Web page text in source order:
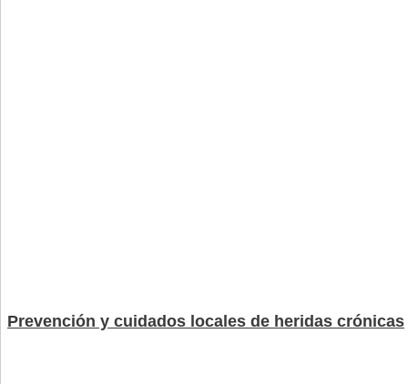
Prevención y cuidados locales de heridas crónicas